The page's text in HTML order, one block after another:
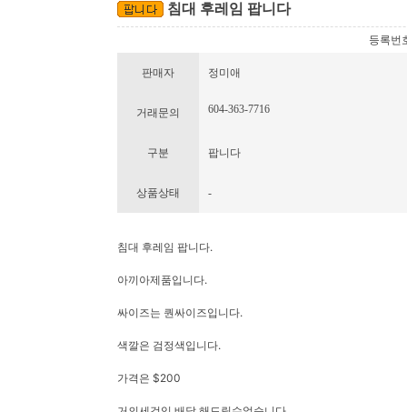
침대 후레임 팝니다
등록번
판매자 정미애
거래문의 604-363-7716
구분 팝니다
상품상태 -
침대 후레임 팝니다.
아끼아제품입니다.
싸이즈는 퀀싸이즈입니다.
색깔은 검정색입니다.
가격은 $200